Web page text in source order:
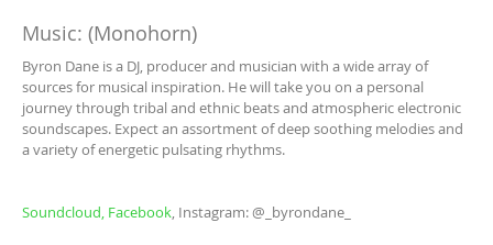
Music: (Monohorn)
Byron Dane is a DJ, producer and musician with a wide array of
sources for musical inspiration. He will take you on a personal
journey through tribal and ethnic beats and atmospheric electronic
soundscapes. Expect an assortment of deep soothing melodies and
a variety of energetic pulsating rhythms.
Soundcloud, Facebook, Instagram: @_byrondane_